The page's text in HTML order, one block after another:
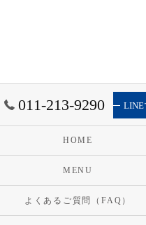
011-213-9290 LINE
HOME
MENU
よくあるご質問（FAQ）